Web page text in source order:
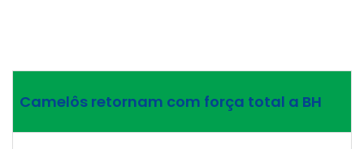
Camelôs retornam com força total a BH